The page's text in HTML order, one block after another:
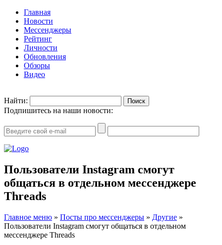
Главная
Новости
Мессенджеры
Рейтинг
Личности
Обновления
Обзоры
Видео
Найти:
Подпишитесь на наши новости:
Пользователи Instagram смогут
общаться в отдельном мессенджере
Threads
Главное меню » Посты про мессенджеры » Другие »
Пользователи Instagram смогут общаться в отдельном
мессенджере Threads